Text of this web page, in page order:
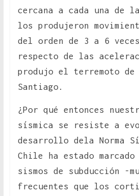
cercana a cada una de
los produjeron
del orden de 3 a 6 veces
respecto de las
produjo el terremoto de
Santiago.
¿Por qué entonces
sísmica se resiste a
desarrollo dela Norma
Chile ha estado
sismos de subducción -
frecuentes que los